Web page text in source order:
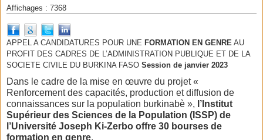
Affichages : 7368
APPEL A CANDIDATURES POUR UNE FORMATION EN GENRE AU
PROFIT DES CADRES DE L’ADMINISTRATION PUBLIQUE ET DE LA
SOCIETE CIVILE DU BURKINA FASO Session de janvier 2023
Dans le cadre de la mise en œuvre du projet «
Renforcement des capacités, production et diffusion de
connaissances sur la population burkinabè », l’Institut
Supérieur des Sciences de la Population (ISSP) de
l’Université Joseph Ki-Zerbo offre 30 bourses de
formation en genre.